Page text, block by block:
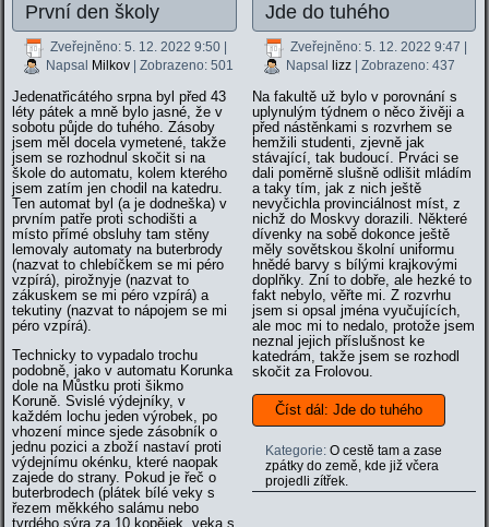
První den školy
Zveřejněno: 5. 12. 2022 9:50
Napsal Milkov | Zobrazeno: 501
Jedenatřicátého srpna byl před 43
léty pátek a mně bylo jasné, že v
sobotu půjde do tuhého. Zásoby
jsem měl docela vymetené, takže
jsem se rozhodnul skočit si na
škole do automatu, kolem kterého
jsem zatím jen chodil na katedru.
Ten automat byl (a je dodneška) v
prvním patře proti schodišti a
místo přímé obsluhy tam stěny
lemovaly automaty na buterbrody
(nazvat to chlebíčkem se mi péro
vzpírá), pirožnyje (nazvat to
zákuskem se mi péro vzpírá) a
tekutiny (nazvat to nápojem se mi
péro vzpírá).
Technicky to vypadalo trochu
podobně, jako v automatu Korunka
dole na Můstku proti šikmo
Koruně. Svislé výdejníky, v
každém lochu jeden výrobek, po
vhození mince sjede zásobník o
jednu pozici a zboží nastaví proti
výdejnímu okénku, které naopak
zajede do strany. Pokud je řeč o
buterbrodech (plátek bílé veky s
řezem měkkého salámu nebo
tvrdého sýra za 10 kopějek, veka s
Jde do tuhého
Zveřejněno: 5. 12. 2022 9:47
Napsal
lizz| Zobrazeno: 437
Na fakultě už bylo v porovnání s
uplynulým týdnem o něco živěji a
před nástěnkami s rozvrhem se
hemžili studenti, zjevně jak
stávající, tak budoucí. Prváci se
dali poměrně slušně odlišit mládím
a taky tím, jak z nich ještě
nevyčichla provinciálnost míst, z
nichž do Moskvy dorazili. Některé
dívenky na sobě dokonce ještě
měly sovětskou školní uniformu
hnědé barvy s bílými krajkovými
doplňky. Zní to dobře, ale hezké to
fakt nebylo, věřte mi. Z rozvrhu
jsem si opsal jména vyučujících,
ale moc mi to nedalo, protože jsem
neznal jejich příslušnost ke
katedrám, takže jsem se rozhodl
skočit za Frolovou.
Číst dál: Jde do tuhého
Kategorie: O cestě tam a zase
zpátky do země, kde již včera
projedli zítřek.